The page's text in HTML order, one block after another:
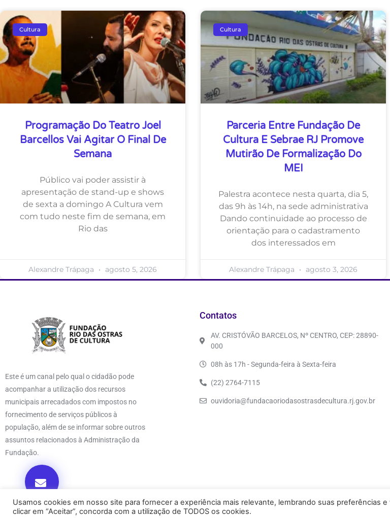
Cultura
Programação Do Teatro Joel
Barcellos Vai Agitar O Final De
Semana
Público vai poder assistir à
apresentação de stand-up e shows
de sexta a domingo A Cultura vem
com tudo neste fim de semana, em
Rio das
Alexandre Trápaga agosto 5, 2026
Cultura
Parceria Entre Fundação De
Cultura E Sebrae RJ Promove
Mutirão De Formalização Do
MEI
Palestra acontece nesta quarta, dia 5,
das 9h às 14h, na sede administrativa
Dando continuidade ao processo de
orientação para o cadastramento
dos interessados em
Alexandre Trápaga agosto 3, 2026
Este é um canal pelo qual o cidadão pode
acompanhar a utilização dos recursos
municipais arrecadados com impostos no
fornecimento de serviços públicos à
população, além de se informar sobre outros
assuntos relacionados à Administração da
Fundação.
Contatos
AV. CRISTÓVÃO BARCELOS, Nº CENTRO, CEP: 28890-
000
08h às 17h - Segunda-feira à Sexta-feira
(22) 2764-7115
ouvidoria@fundacaoriodasostrasdecultura.rj.gov.br
© 2026. TODOS OS DIREITOS RESERVADOS.
Usamos cookies em nosso site para fornecer a experiência mais relevante, lembrando suas preferências e
clicar em “Aceitar”, concorda com a utilização de TODOS os cookies.